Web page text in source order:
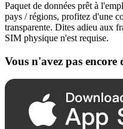
Paquet de données prêt à
pays / régions, profitez d'une
transparente. Dites adieu aux
SIM physique n'est requise.
Vous n'avez pas